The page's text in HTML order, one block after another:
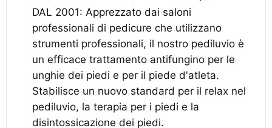
DAL 2001: Apprezzato dai saloni
professionali di pedicure che utilizzano
strumenti professionali, il nostro pediluvio è
un efficace trattamento antifungino per le
unghie dei piedi e per il piede d'atleta.
Stabilisce un nuovo standard per il relax nel
pediluvio, la terapia per i piedi e la
disintossicazione dei piedi.